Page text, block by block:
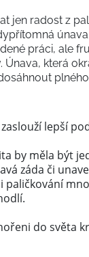
jen radost z
práci, ale
Únava, která
lepší
by měla být
záda či
paličkování
do světa